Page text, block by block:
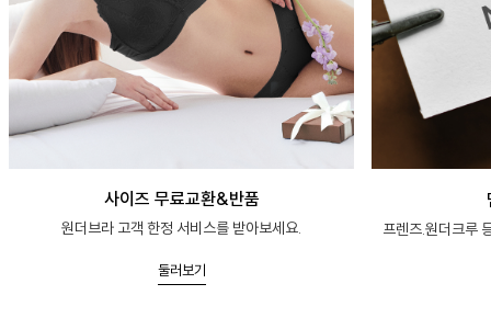
사이즈 무료교환&반품
원더브라 고객 한정 서비스를 받아보세요.
둘러보기
프렌즈.원더크루